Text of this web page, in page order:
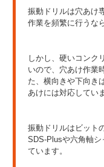
振動ドリルは穴あけ
作業を頻繁に行うな
しかし、硬いコンク
いので、穴あけ作業
た、横向きや下向き
あけには対応してい
振動ドリルはビット
SDS-Plusや六角軸シ
ています。